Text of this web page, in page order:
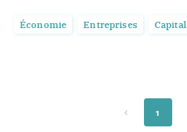
Économie Entreprises Capital
1